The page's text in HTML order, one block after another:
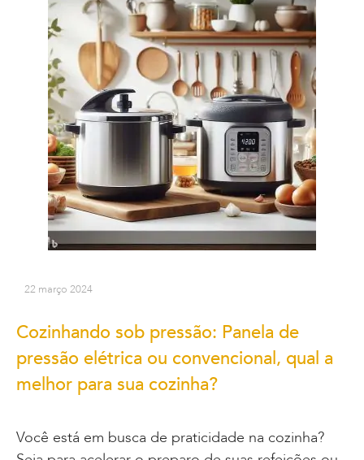
22 março 2024
Cozinhando sob pressão: Panela de
pressão elétrica ou convencional, qual a
melhor para sua cozinha?
Você está em busca de praticidade na cozinha?